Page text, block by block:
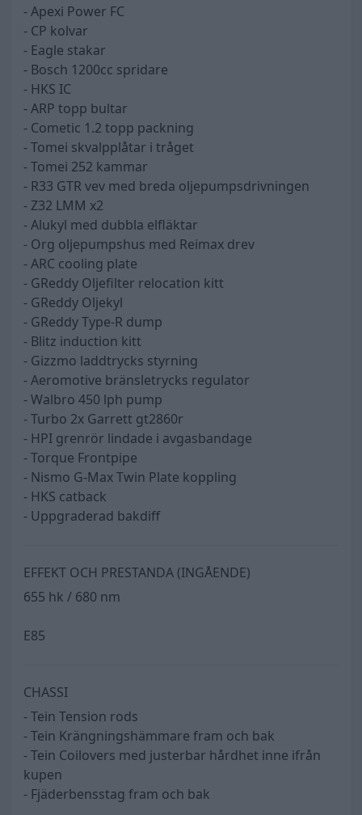
- Apexi Power FC
- CP kolvar
- Eagle stakar
- Bosch 1200cc spridare
- HKS IC
- ARP topp bultar
- Cometic 1.2 topp packning
- Tomei skvalpplåtar i tråget
- Tomei 252 kammar
- R33 GTR vev med breda oljepumpsdrivningen
- Z32 LMM x2
- Alukyl med dubbla elfläktar
- Org oljepumpshus med Reimax drev
- ARC cooling plate
- GReddy Oljefilter relocation kitt
- GReddy Oljekyl
- GReddy Type-R dump
- Blitz induction kitt
- Gizzmo laddtrycks styrning
- Aeromotive bränsletrycks regulator
- Walbro 450 lph pump
- Turbo 2x Garrett gt2860r
- HPI grenrör lindade i avgasbandage
- Torque Frontpipe
- Nismo G-Max Twin Plate koppling
- HKS catback
- Uppgraderad bakdiff
EFFEKT OCH PRESTANDA (INGÅENDE)
655 hk / 680 nm
E85
CHASSI
- Tein Tension rods
- Tein Krängningshämmare fram och bak
- Tein Coilovers med justerbar hårdhet inne ifrån
kupen
- Fjäderbensstag fram och bak